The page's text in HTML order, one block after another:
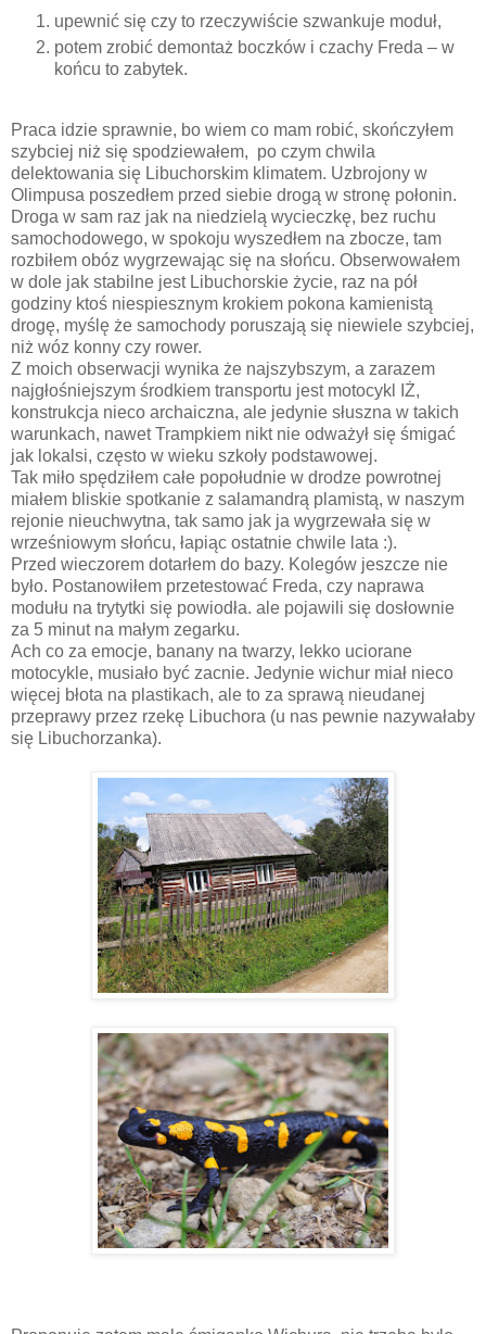
upewnić się czy to rzeczywiście szwankuje moduł,
potem zrobić demontaż boczków i czachy Freda – w
końcu to zabytek.
Praca idzie sprawnie, bo wiem co mam robić, skończyłem
szybciej niż się spodziewałem, po czym chwila
delektowania się Libuchorskim klimatem. Uzbrojony w
Olimpusa poszedłem przed siebie drogą w stronę połonin.
Droga w sam raz jak na niedzielą wycieczkę, bez ruchu
samochodowego, w spokoju wyszedłem na zbocze, tam
rozbiłem obóz wygrzewając się na słońcu. Obserwowałem
w dole jak stabilne jest Libuchorskie życie, raz na pół
godziny ktoś niespiesznym krokiem pokona kamienistą
drogę, myślę że samochody poruszają się niewiele szybciej,
niż wóz konny czy rower.
Z moich obserwacji wynika że najszybszym, a zarazem
najgłośniejszym środkiem transportu jest motocykl IŻ,
konstrukcja nieco archaiczna, ale jedynie słuszna w takich
warunkach, nawet Trampkiem nikt nie odważył się śmigać
jak lokalsi, często w wieku szkoły podstawowej.
Tak miło spędziłem całe popołudnie w drodze powrotnej
miałem bliskie spotkanie z salamandrą plamistą, w naszym
rejonie nieuchwytna, tak samo jak ja wygrzewała się w
wrześniowym słońcu, łapiąc ostatnie chwile lata :).
Przed wieczorem dotarłem do bazy. Kolegów jeszcze nie
było. Postanowiłem przetestować Freda, czy naprawa
modułu na trytytki się powiodła. ale pojawili się dosłownie
za 5 minut na małym zegarku.
Ach co za emocje, banany na twarzy, lekko uciorane
motocykle, musiało być zacnie. Jedynie wichur miał nieco
więcej błota na plastikach, ale to za sprawą nieudanej
przeprawy przez rzekę Libuchora (u nas pewnie nazywałaby
się Libuchorzanka).